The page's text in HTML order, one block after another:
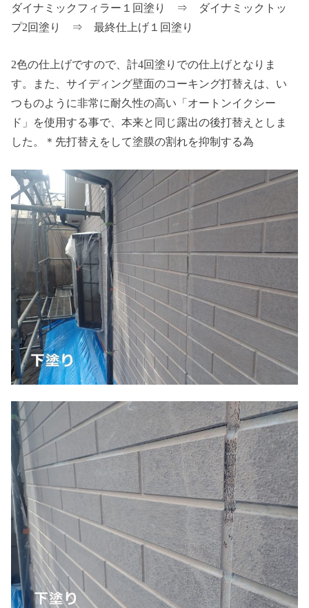
ダイナミックフィラー１回塗り ⇒ ダイナミックトッ
プ2回塗り ⇒ 最終仕上げ１回塗り
2色の仕上げですので、計4回塗りでの仕上げとなりま
す。また、サイディング壁面のコーキング打替えは、い
つものように非常に耐久性の高い「オートンイクシー
ド」を使用する事で、本来と同じ露出の後打替えとしま
した。＊先打替えをして塗膜の割れを抑制する為